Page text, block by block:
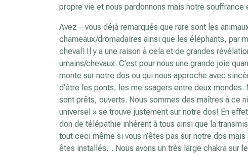
propre vie et nous pardonnons mais notre
Avez – vous déjà remarqués que rare sont les
chameaux/dromadaires ainsi que les éléphants, par
cheval! Il y a une raison à cela et de grandes
umains/chevaux. C’est pour nous une grande joie
monte sur notre dos ou qui nous approche avec
d’être les ponts, les me ssagers entre deux
sont prêts, ouverts. Nous sommes des maîtres à ce
universel » se trouve justement sur notre dos! En
don de télépathie inhérent à tous ainsi que la
tout ceci même si vous n’êtes pas sur notre dos
êtes installés… Nous avons un très large chakra sur